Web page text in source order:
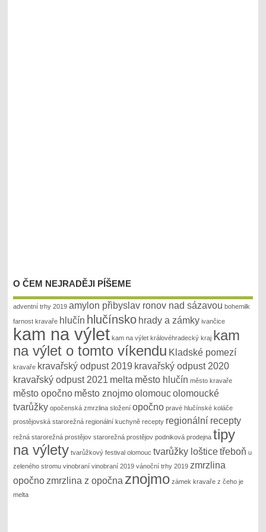
O ČEM NEJRADĚJI PÍŠEME
adventní trhy 2019 amylon přibyslav ronov nad sázavou bohemilk
farnost kravaře hlučín hlučínsko hrady a zámky ivančice
kam na výlet kam na výlet královéhradecký kraj kam
na výlet o tomto víkendu Kladské pomezí
kravaře kravařský odpust 2019 kravařský odpust 2020
kravařský odpust 2021 melta město hlučín město kravaře
město opočno město znojmoolomoucolomoucké
tvarůžky opočenská zmrzlina složení opočno pravé hlučínské koláče
prostějovská starorežná regionální kuchyně recepty regionální recepty
režná starorežná prostějov starorežná prostějov podniková prodejna tipy
na výlety tvarůžkový festival olomouc tvarůžky lošticetřeboň u
zeleného stromu vinobraní vinobraní 2019 vánoční trhy 2019 zmrzlina
opočno zmrzlina z opočna znojmo zámek kravaře z čeho je
melta